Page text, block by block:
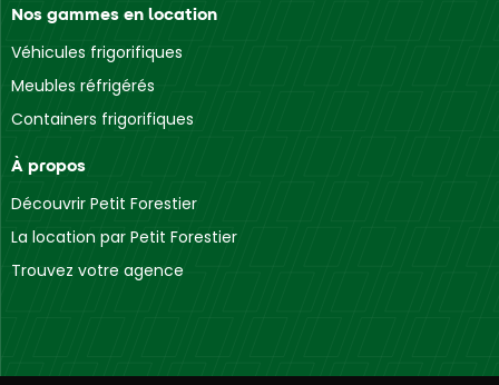
Nos gammes en location
Véhicules frigorifiques
Meubles réfrigérés
Containers frigorifiques
À propos
Découvrir Petit Forestier
La location par Petit Forestier
Trouvez votre agence